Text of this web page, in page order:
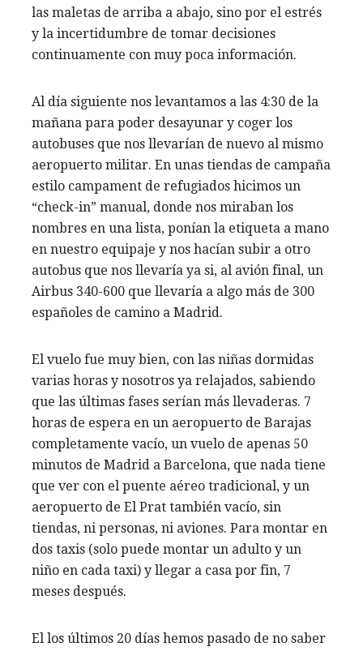
las maletas de arriba a abajo, sino por el estrés
y la incertidumbre de tomar decisiones
continuamente con muy poca información.
Al día siguiente nos levantamos a las 4:30 de la
mañana para poder desayunar y coger los
autobuses que nos llevarían de nuevo al mismo
aeropuerto militar. En unas tiendas de campaña
estilo campament de refugiados hicimos un
“check-in” manual, donde nos miraban los
nombres en una lista, ponían la etiqueta a mano
en nuestro equipaje y nos hacían subir a otro
autobus que nos llevaría ya si, al avión final, un
Airbus 340-600 que llevaría a algo más de 300
españoles de camino a Madrid.
El vuelo fue muy bien, con las niñas dormidas
varias horas y nosotros ya relajados, sabiendo
que las últimas fases serían más llevaderas. 7
horas de espera en un aeropuerto de Barajas
completamente vacío, un vuelo de apenas 50
minutos de Madrid a Barcelona, que nada tiene
que ver con el puente aéreo tradicional, y un
aeropuerto de El Prat también vacío, sin
tiendas, ni personas, ni aviones. Para montar en
dos taxis (solo puede montar un adulto y un
niño en cada taxi) y llegar a casa por fin, 7
meses después.
El los últimos 20 días hemos pasado de no saber